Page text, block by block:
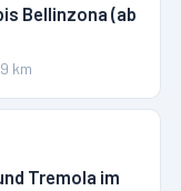
Bellinzona (ab
km
Tremola im